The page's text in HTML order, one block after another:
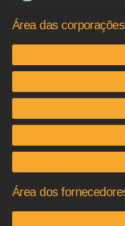
Área das corporações
Área dos